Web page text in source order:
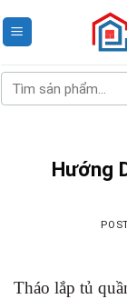
to
Tìm
kiếm:
Hướng
Tháo lắp tủ